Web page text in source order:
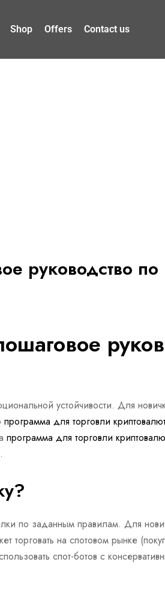
Shop Offers Contact us
руководство
устойчивости. Для
программа для торговли
программа для торговли
по заданным правилам. Для
торговать на спотовом рынке
спот-ботов с